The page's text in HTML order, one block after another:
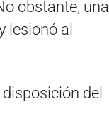
obstante, una
lesionó al
del